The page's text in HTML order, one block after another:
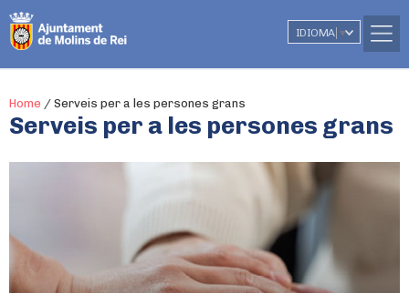
IDIOMA ▼
Home / Serveis per a les persones grans
Serveis per a les persones grans